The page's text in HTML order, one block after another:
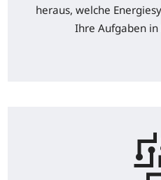
heraus, welche
Ihre Aufgaben